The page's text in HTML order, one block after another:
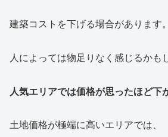
建築コストを下げる場合があります。
人によっては物足りなく感じるかも
人気エリアでは価格が思ったほど下
土地価格が極端に高いエリアでは、